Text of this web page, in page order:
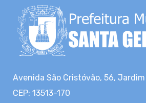
Avenida São Cristóvão, 56,
CEP: 13513-170